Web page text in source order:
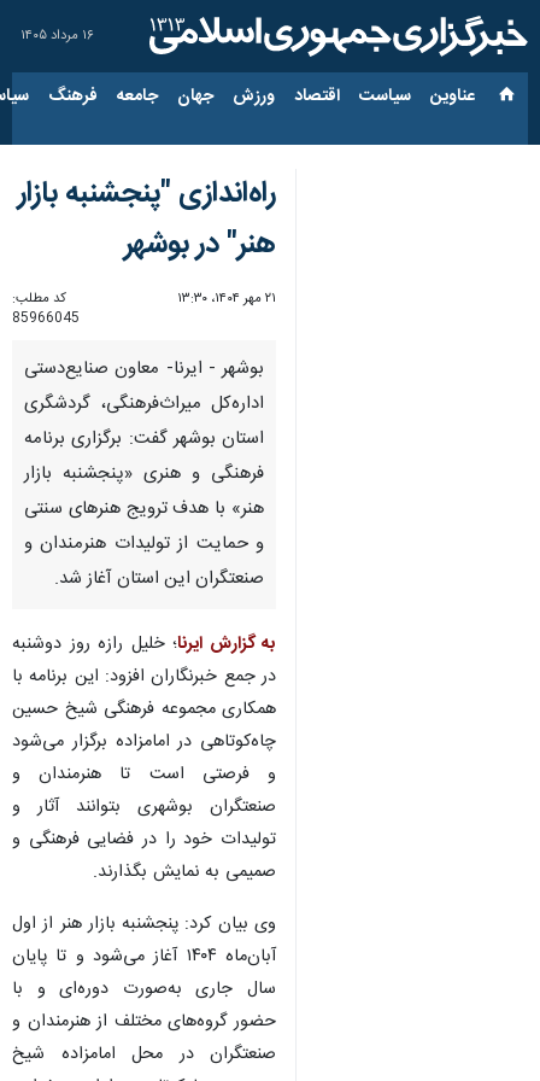
۱۶ مرداد ۱۴۰۵
عناوین‌ سیاست اقتصاد ورزش جهان جامعه فرهنگ
راه‌اندازی "پنجشنبه بازار
هنر" در بوشهر
۲۱ مهر ۱۴۰۴، ۱۳:۳۰
کد مطلب:
85966045
بوشهر - ایرنا- معاون صنایع‌دستی
اداره‌کل میراث‌فرهنگی، گردشگری
استان بوشهر گفت: برگزاری برنامه
فرهنگی و هنری «پنجشنبه بازار
هنر» با هدف ترویج هنرهای سنتی
و حمایت از تولیدات هنرمندان و
صنعتگران این استان آغاز شد.
به گزارش ایرنا؛ خلیل رازه روز دوشنبه
در جمع خبرنگاران افزود: این برنامه با
همکاری مجموعه فرهنگی شیخ حسین
چاه‌کوتاهی در امامزاده برگزار می‌شود
و فرصتی است تا هنرمندان و
صنعتگران بوشهری بتوانند آثار و
تولیدات خود را در فضایی فرهنگی و
صمیمی به نمایش بگذارند.
وی بیان کرد: پنجشنبه بازار هنر از اول
آبان‌ماه ۱۴۰۴ آغاز می‌شود و تا پایان
سال جاری به‌صورت دوره‌ای و با
حضور گروه‌های مختلف از هنرمندان و
صنعتگران در محل امامزاده شیخ